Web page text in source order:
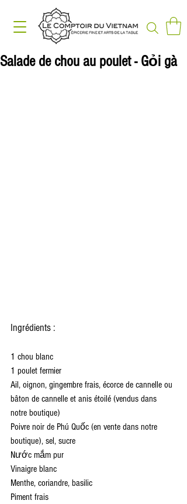
Salade de chou au poulet - Gỏi gà
Ingrédients :
1 chou blanc
1 poulet fermier
Ail, oignon, gingembre frais, écorce de cannelle ou
bâton de cannelle et anis étoilé (vendus dans
notre boutique)
Poivre noir de Phú Quốc (en vente dans notre
boutique), sel, sucre
Nước mắm pur
Vinaigre blanc
Menthe, coriandre, basilic
Piment frais